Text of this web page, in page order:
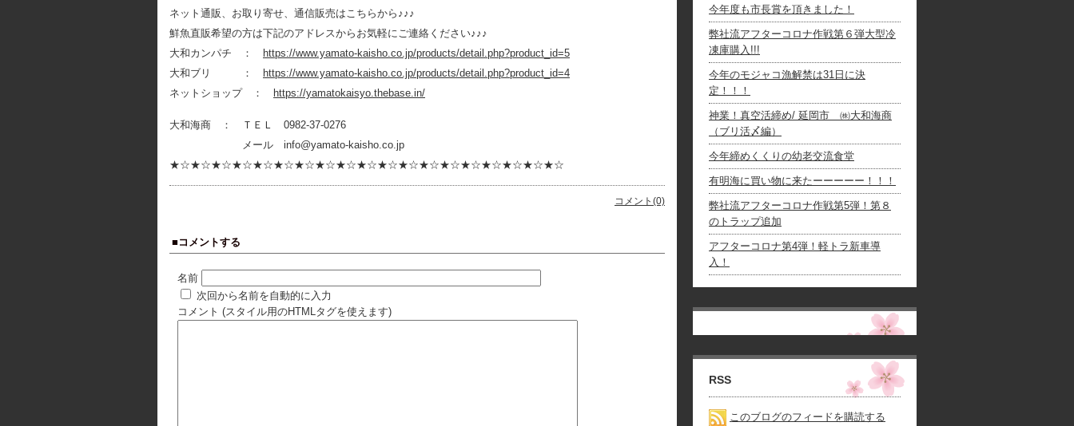
ネット通販、お取り寄せ、通信販売はこちらから♪♪♪
鮮魚直販希望の方は下記のアドレスからお気軽にご連絡ください♪♪♪
大和カンパチ ：
https://www.yamato-kaisho.co.jp/products/detail.php?product_id=5
大和ブリ ：
https://www.yamato-kaisho.co.jp/products/detail.php?product_id=4
ネットショップ ：
https://yamatokaisyo.thebase.in/
大和海商 ： ＴＥＬ 0982-37-0276
メール info@yamato-kaisho.co.jp
★☆★☆★☆★☆★☆★☆★☆★☆★☆★☆★☆★☆★☆★☆★☆★☆★☆★☆★☆
コメント(0)
■コメントする
名前
次回から名前を自動的に入力
コメント (スタイル用のHTMLタグを使えます)
今年度も市長賞を頂きました！
弊社流アフターコロナ作戦第６弾大型冷
凍庫購入!!!
今年のモジャコ漁解禁は31日に決
定！！！
神業！真空活締め/ 延岡市 ㈱大和海商
（ブリ活〆編）
今年締めくくりの幼老交流食堂
有明海に買い物に来たーーーーー！！！
弊社流アフターコロナ作戦第5弾！第８
のトラップ追加
アフターコロナ第4弾！軽トラ新車導
入！
RSS
このブログのフィードを購読する